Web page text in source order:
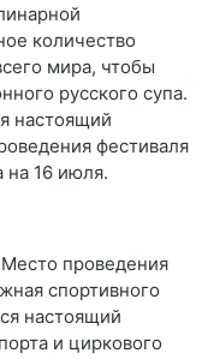
количество
мира, чтобы
русского супа.
настоящий
фестиваля
на 16 июля.
Место проведения
спортивного
настоящий
и циркового